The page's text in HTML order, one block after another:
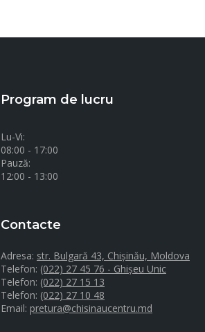
Program de lucru
Lu-Vi:
08:00 - 17:00
Pauză:
12:00 - 13:00
Contacte
Adresa: str. Bulgară 43, Chișinău, Moldova
Telefon: (022) 27 45 76 - Ghișeu Unic
Telefon: (022) 27 15 13
Telefon: (022) 27 10 48
Email: pretura@chisinaucentru.md